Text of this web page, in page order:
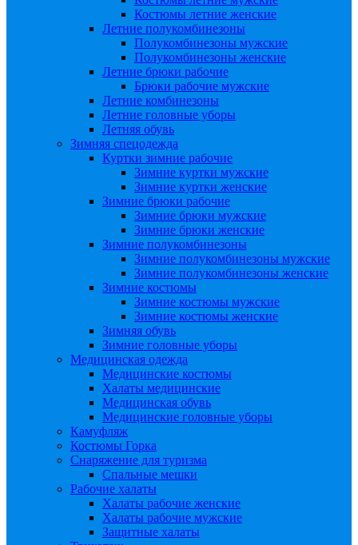
Костюмы летние женские
Летние полукомбинезоны
Полукомбинезоны мужские
Полукомбинезоны женские
Летние брюки рабочие
Брюки рабочие мужские
Летние комбинезоны
Летние головные уборы
Летняя обувь
Зимняя спецодежда
Куртки зимние рабочие
Зимние куртки мужские
Зимние куртки женские
Зимние брюки рабочие
Зимние брюки мужские
Зимние брюки женские
Зимние полукомбинезоны
Зимние полукомбинезоны мужские
Зимние полукомбинезоны женские
Зимние костюмы
Зимние костюмы мужские
Зимние костюмы женские
Зимняя обувь
Зимние головные уборы
Медицинская одежда
Медицинские костюмы
Халаты медицинские
Медицинская обувь
Медицинские головные уборы
Камуфляж
Костюмы Горка
Снаряжение для туризма
Спальные мешки
Рабочие халаты
Халаты рабочие женские
Халаты рабочие мужские
Защитные халаты